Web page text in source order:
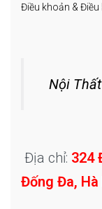
Điều khoản & Điều
Nội
Địa chỉ: 324
Đống Đa, Hà